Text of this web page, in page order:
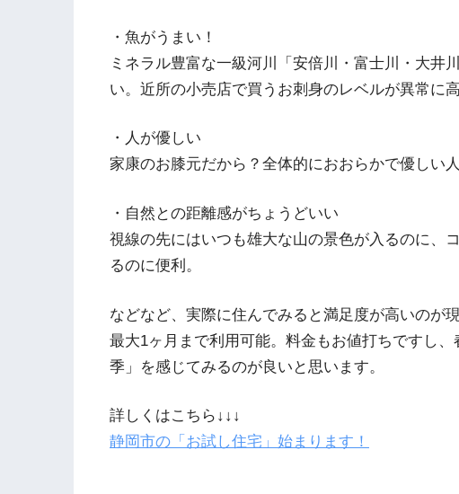
・魚がうまい！
ミネラル豊富な一級河川「安倍川・富士川・大井
い。近所の小売店で買うお刺身のレベルが異常に
・人が優しい
家康のお膝元だから？全体的におおらかで優しい人
・自然との距離感がちょうどいい
視線の先にはいつも雄大な山の景色が入るのに、
るのに便利。
などなど、実際に住んでみると満足度が高いのが
最大1ヶ月まで利用可能。料金もお値打ちですし
季」を感じてみるのが良いと思います。
詳しくはこちら↓↓↓
静岡市の「お試し住宅」始まります！